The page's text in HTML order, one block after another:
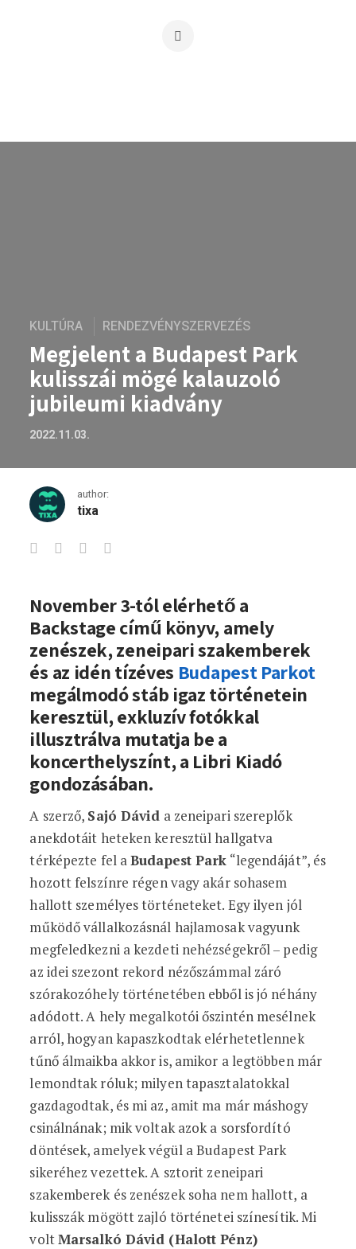
KULTÚRA RENDEZVÉNYSZERVEZÉS
Megjelent a Budapest Park
kulisszái mögé kalauzoló
jubileumi kiadvány
2022.11.03.
author:
tixa
Megjelent a Budapest Park kulisszái
November 3-tól elérhető a
Backstage című könyv, amely
zenészek, zeneipari szakemberek
és az idén tízéves Budapest Parkot
megálmodó stáb igaz történetein
keresztül, exkluzív fotókkal
illusztrálva mutatja be a
koncerthelyszínt, a Libri Kiadó
gondozásában.
A szerző, Sajó Dávid a zeneipari szereplők
anekdotáit heteken keresztül hallgatva
térképezte fel aBudapest Park “legendáját”, és
hozott felszínre régen vagy akár sohasem
hallott személyes történeteket. Egy ilyen jól
működő vállalkozásnál hajlamosak vagyunk
megfeledkezni a kezdeti nehézségekről – pedig
az idei szezont rekord nézőszámmal záró
szórakozóhely történetében ebből is jó néhány
adódott. A hely megalkotói őszintén mesélnek
arról, hogyan kapaszkodtak elérhetetlennek
tűnő álmaikba akkor is, amikor a legtöbben már
lemondtak róluk; milyen tapasztalatokkal
gazdagodtak, és mi az, amit ma már máshogy
csinálnának; mik voltak azok a sorsfordító
döntések, amelyek végül a Budapest Park
sikeréhez vezettek. A sztorit zeneipari
szakemberek és zenészek soha nem hallott, a
kulisszák mögött zajló történetei színesítik. Mi
voltMarsalkó Dávid (Halott Pénz)